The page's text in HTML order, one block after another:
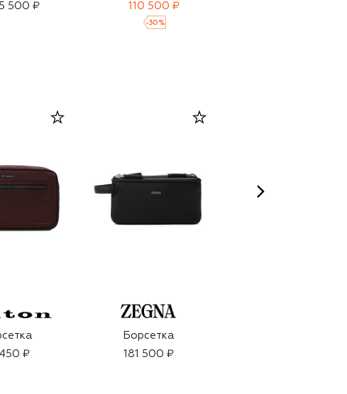
500 ₽
110 500 ₽
-30 %
₽
Борсетка
181 500 ₽